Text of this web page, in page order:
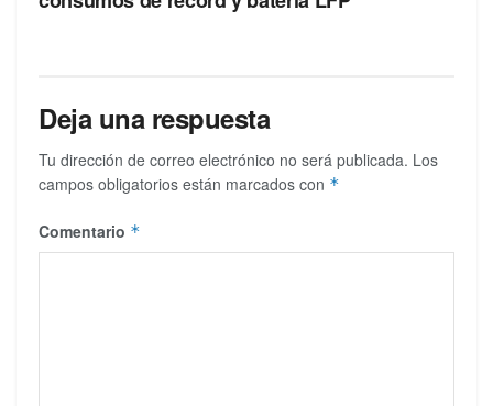
Deja una respuesta
Tu dirección de correo electrónico no será publicada. Los
campos obligatorios están marcados con *
Comentario *